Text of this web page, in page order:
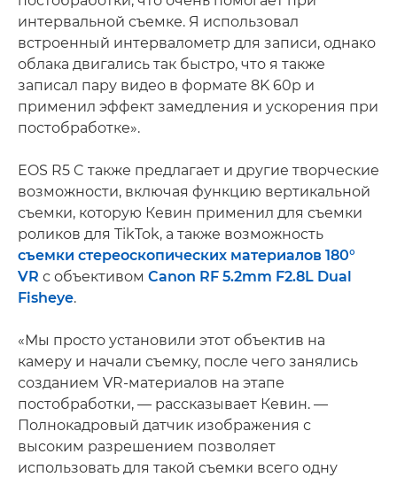
интервальной съемке. Я использовал
встроенный интервалометр для записи, однако
облака двигались так быстро, что я также
записал пару видео в формате 8K 60p и
применил эффект замедления и ускорения при
постобработке».
EOS R5 C также предлагает и другие творческие
возможности, включая функцию вертикальной
съемки, которую Кевин применил для съемки
роликов для TikTok, а также возможность
съемки стереоскопических материалов 180°
VR с объективом Canon RF 5.2mm F2.8L Dual
Fisheye.
«Мы просто установили этот объектив на
камеру и начали съемку, после чего занялись
созданием VR-материалов на этапе
постобработки, — рассказывает Кевин. —
Полнокадровый датчик изображения с
высоким разрешением позволяет
использовать для такой съемки всего одну